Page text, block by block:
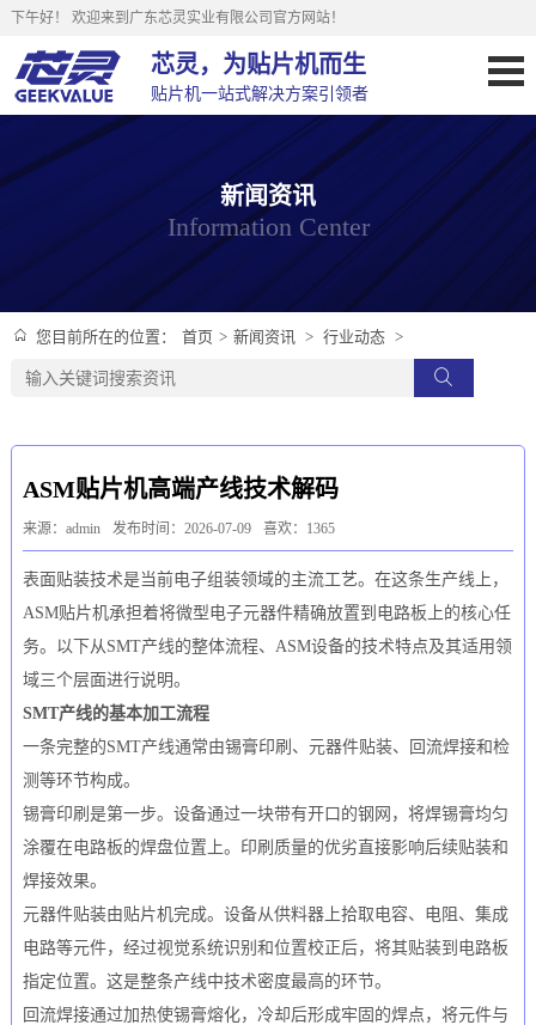
下午好！ 欢迎来到广东芯灵实业有限公司官方网站！
芯灵，为贴片机而生
贴片机一站式解决方案引领者
新闻资讯
Information Center
您目前所在的位置： 首页 > 新闻资讯 > 行业动态 >
ASM贴片机高端产线技术解码
来源：admin 发布时间：2026-07-09 喜欢：1365
表面贴装技术是当前电子组装领域的主流工艺。在这条生产线上，
ASM贴片机承担着将微型电子元器件精确放置到电路板上的核心任
务。以下从SMT产线的整体流程、ASM设备的技术特点及其适用领
域三个层面进行说明。
SMT产线的基本加工流程
一条完整的SMT产线通常由锡膏印刷、元器件贴装、回流焊接和检
测等环节构成。
锡膏印刷是第一步。设备通过一块带有开口的钢网，将焊锡膏均匀
涂覆在电路板的焊盘位置上。印刷质量的优劣直接影响后续贴装和
焊接效果。
元器件贴装由贴片机完成。设备从供料器上拾取电容、电阻、集成
电路等元件，经过视觉系统识别和位置校正后，将其贴装到电路板
指定位置。这是整条产线中技术密度最高的环节。
回流焊接通过加热使锡膏熔化，冷却后形成牢固的焊点，将元件与